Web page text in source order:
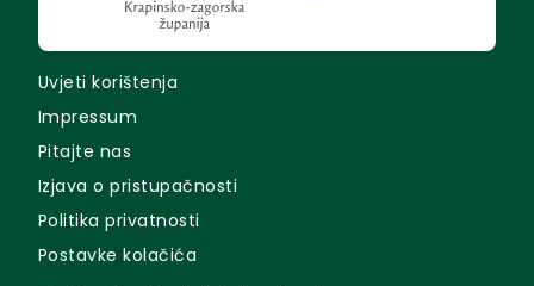
Uvjeti korištenja
Impressum
Pitajte nas
Izjava o pristupačnosti
Politika privatnosti
Postavke kolačića